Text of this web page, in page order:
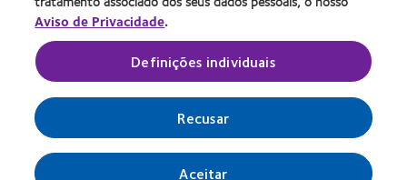
Aviso de cookies
Termos de serviço
Gerir preferências de cookies
Aviso de Privacidade.
Definições individuais
Recusar
Aceitar